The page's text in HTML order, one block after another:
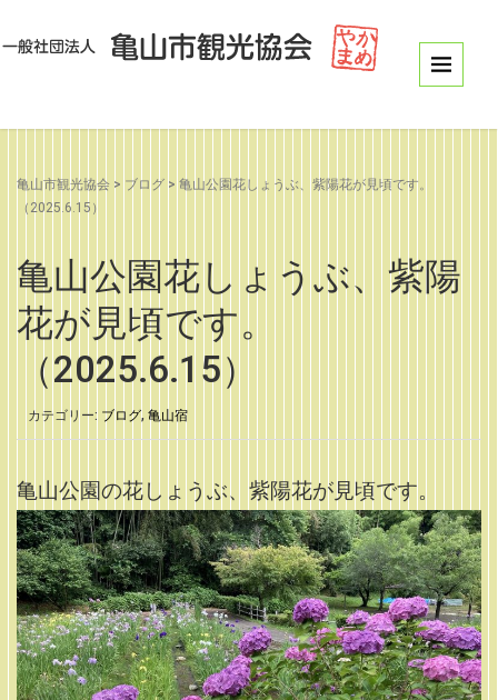
亀山市観光協会 > ブログ > 亀山公園花しょうぶ、紫陽花が見頃です。
（2025.6.15）
亀山公園花しょうぶ、紫陽
花が見頃です。
（2025.6.15）
カテゴリー: ブログ, 亀山宿
亀山公園の花しょうぶ、紫陽花が見頃です。